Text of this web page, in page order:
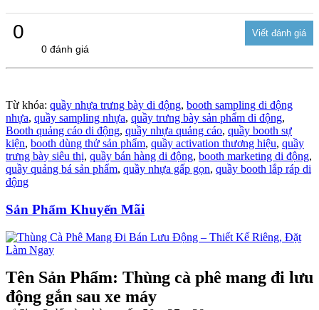
0
0 đánh giá
Từ khóa: quầy nhựa trưng bày di động, booth sampling di động
nhựa, quầy sampling nhựa, quầy trưng bày sản phẩm di động,
Booth quảng cáo di động, quầy nhựa quảng cáo, quầy booth sự
kiện, booth dùng thử sản phẩm, quầy activation thương hiệu, quầy
trưng bày siêu thị, quầy bán hàng di động, booth marketing di động,
quầy quảng bá sản phẩm, quầy nhựa gấp gọn, quầy booth lắp ráp di
động
Sản Phẩm Khuyến Mãi
Tên Sản Phẩm: Thùng cà phê mang đi lưu
động gắn sau xe máy